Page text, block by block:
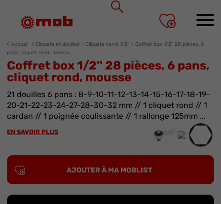
Accueil Cliquets et douilles Cliquets carré 1/2”
Coffret box 1/2'' 28 pièces, 6
pans, cliquet rond, mousse
Coffret box 1/2'' 28 pièces, 6 pans,
cliquet rond, mousse
21 douilles 6 pans : 8-9-10-11-12-13-14-15-16-17-18-19-
20-21-22-23-24-27-28-30-32 mm // 1 cliquet rond // 1
cardan // 1 poignée coulissante // 1 rallonge 125mm ...
EN SAVOIR PLUS
AJOUTER À MA MOBLIST